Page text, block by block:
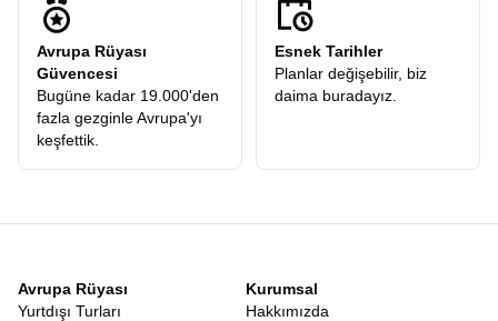
Avrupa Rüyası
Güvencesi
Bugüne kadar 19.000'den
fazla gezginle Avrupa'yı
keşfettik.
Esnek Tarihler
Planlar değişebilir, biz
daima buradayız.
Avrupa Rüyası
Yurtdışı Turları
Kurumsal
Hakkımızda